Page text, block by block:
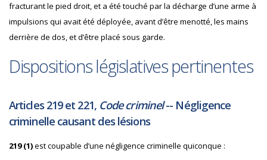
fracturant le pied droit, et a été touché par la décharge d’une arme à
impulsions qui avait été déployée, avant d’être menotté, les mains
derrière de dos, et d’être placé sous garde.
Dispositions législatives pertinentes
Articles 219 et 221, Code criminel-- Négligence
criminelle causant des lésions
219 (1)est coupable d’une négligence criminelle quiconque :